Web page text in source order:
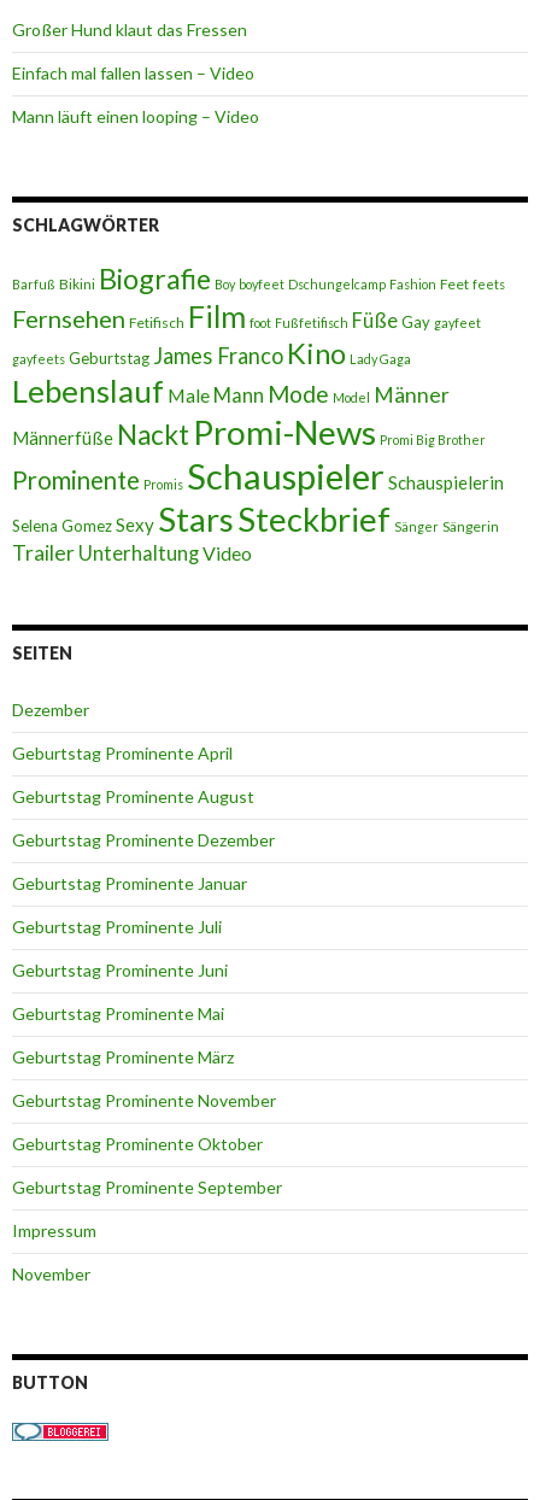
Großer Hund klaut das Fressen
Einfach mal fallen lassen – Video
Mann läuft einen looping – Video
SCHLAGWÖRTER
Barfuß Bikini Biografie Boy boyfeet Dschungelcamp Fashion Feet feets
Fernsehen Fetifisch Film foot Fußfetifisch FüßeGay gayfeet
gayfeets Geburtstag James Franco Kino Lady Gaga
Lebenslauf Male Mann Mode Model Männer
Männerfüße Nackt Promi-News Promi Big Brother
Prominente Promis Schauspieler Schauspielerin
Selena GomezSexy StarsSteckbrief Sänger Sängerin
Trailer UnterhaltungVideo
SEITEN
Dezember
Geburtstag Prominente April
Geburtstag Prominente August
Geburtstag Prominente Dezember
Geburtstag Prominente Januar
Geburtstag Prominente Juli
Geburtstag Prominente Juni
Geburtstag Prominente Mai
Geburtstag Prominente März
Geburtstag Prominente November
Geburtstag Prominente Oktober
Geburtstag Prominente September
Impressum
November
BUTTON